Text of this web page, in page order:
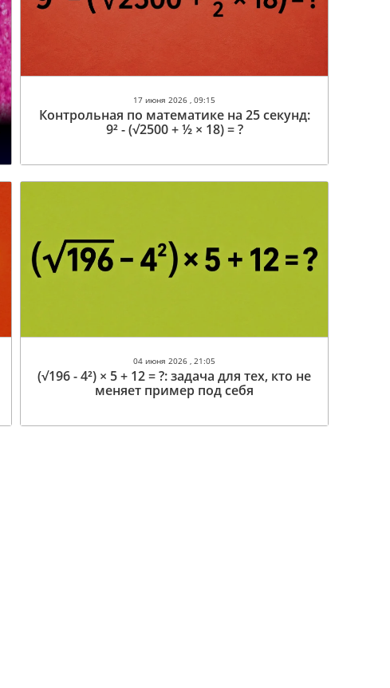
17 июня 2026 , 09:15
Контрольная по математике на 25 секунд:
9² - (√2500 + ½ × 18) = ?
04 июня 2026 , 21:05
(√196 - 4²) × 5 + 12 = ?: задача для тех, кто не
меняет пример под себя